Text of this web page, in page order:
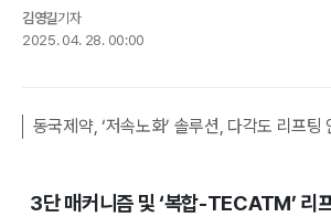
김영길기자
2025. 04. 28. 00:00
동국제약, ‘저속노화’ 솔루션, 다각도 리프팅
3단 매커니즘 및 ‘복합-TECATM’ 리